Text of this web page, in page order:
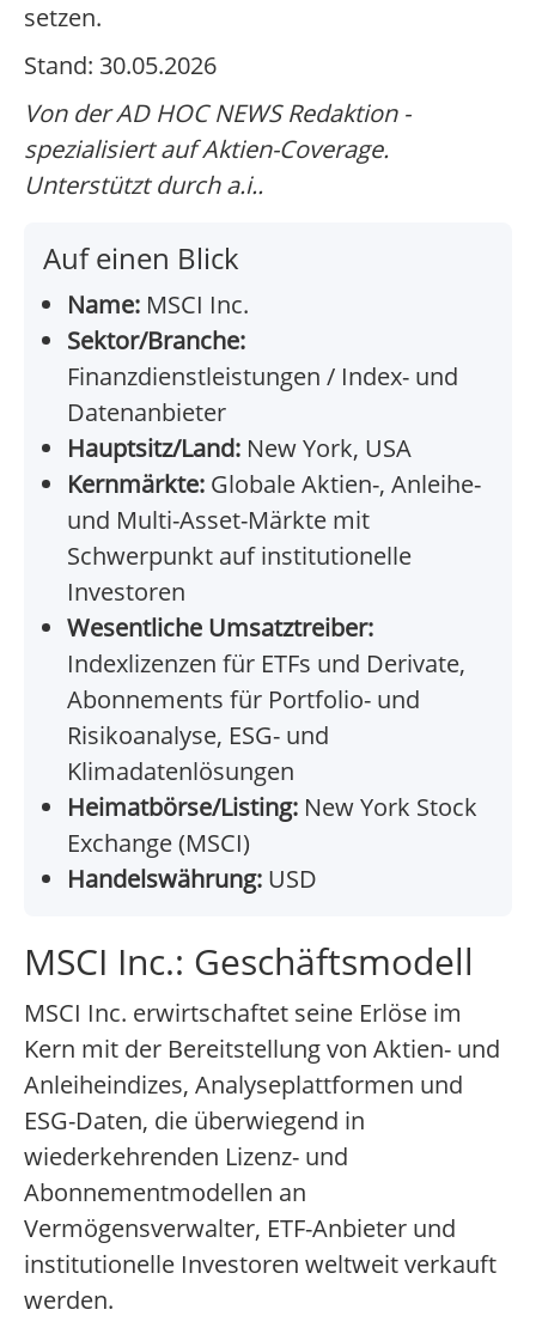
setzen.
Stand: 30.05.2026
Von der AD HOC NEWS Redaktion -
spezialisiert auf Aktien-Coverage.
Unterstützt durch a.i..
Auf einen Blick
Name: MSCI Inc.
Sektor/Branche:
Finanzdienstleistungen / Index- und
Datenanbieter
Hauptsitz/Land: New York, USA
Kernmärkte: Globale Aktien-, Anleihe-
und Multi-Asset-Märkte mit
Schwerpunkt auf institutionelle
Investoren
Wesentliche Umsatztreiber:
Indexlizenzen für ETFs und Derivate,
Abonnements für Portfolio- und
Risikoanalyse, ESG- und
Klimadatenlösungen
Heimatbörse/Listing: New York Stock
Exchange (MSCI)
Handelswährung: USD
MSCI Inc.: Geschäftsmodell
MSCI Inc. erwirtschaftet seine Erlöse im
Kern mit der Bereitstellung von Aktien- und
Anleiheindizes, Analyseplattformen und
ESG-Daten, die überwiegend in
wiederkehrenden Lizenz- und
Abonnementmodellen an
Vermögensverwalter, ETF-Anbieter und
institutionelle Investoren weltweit verkauft
werden.